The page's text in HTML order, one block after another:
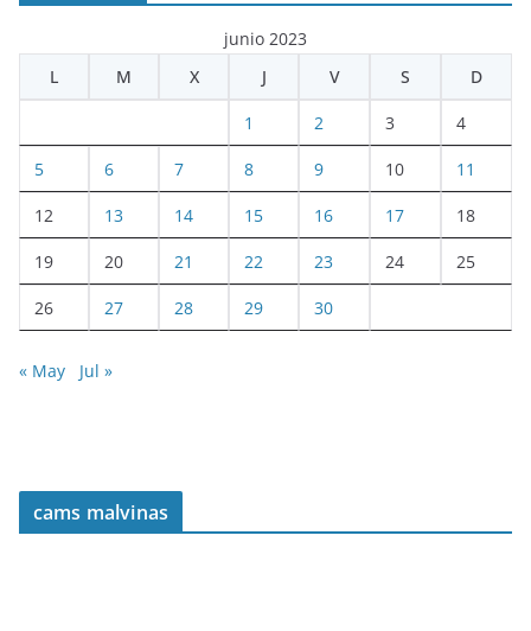
junio 2023
L
M X J V S D
1 2 3 4
5 6 7 8 9 10 11
12 13 14 15 16 17 18
19 20 21 22 23 24 25
26 27 28 29 30
« May Jul »
cams malvinas